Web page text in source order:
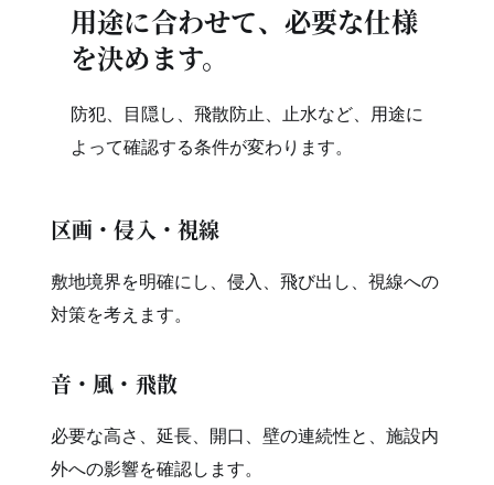
用途に合わせて、必要な仕様
を決めます。
防犯、目隠し、飛散防止、止水など、用途に
よって確認する条件が変わります。
区画・侵入・視線
敷地境界を明確にし、侵入、飛び出し、視線への
対策を考えます。
音・風・飛散
必要な高さ、延長、開口、壁の連続性と、施設内
外への影響を確認します。